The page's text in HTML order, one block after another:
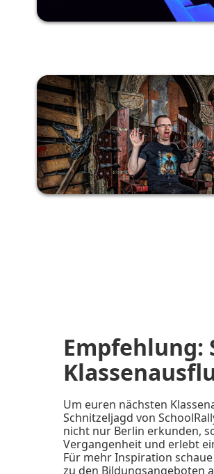
Empfehlung:
Um euren nächsten
Schnitzeljagd von
nicht nur Berlin erkunden,
Vergangenheit und erlebt
Für mehr Inspiration
zu den Bildungsangeboten